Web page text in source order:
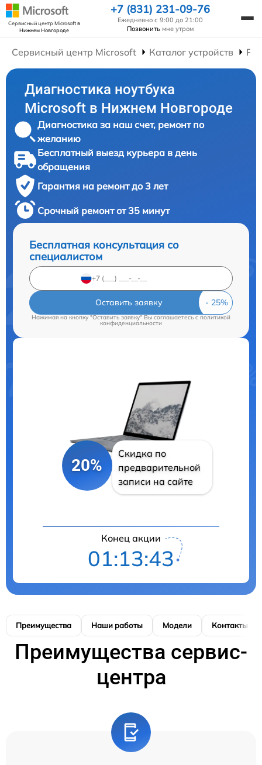
Сервисный центр Microsoftв
Нижнем Новгороде
+7 (831) 231-09-76
Ежедневно с 9:00 до 21:00
Позвонить мне утром
Сервисный центр Microsoft Каталог устройств
Диагностика ноутбука
Microsoft в Нижнем Новгороде
Диагностика за наш счет, ремонт по
желанию
Бесплатный выезд курьера в день
обращения
Гарантия на ремонт до 3 лет
Срочный ремонт от 35 минут
Бесплатная консультация со
специалистом
Оставить заявку
Нажимая на кнопку "Оставить заявку" Вы соглашаетесь cполитикой
конфиденциальности
20%
Скидка по
предварительной
записи на сайте
Конец акции
01:13:42
Преимущества Наши работы Модели Контакты
Преимущества сервис-
центра